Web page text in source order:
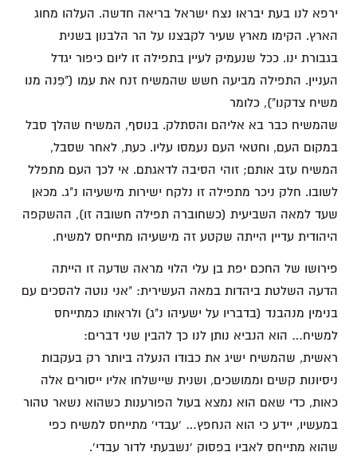
ירפא לנו בעת יבראו נצח ישראל בריאה חדשה. העלהו מחוג
הארץ. הקימו מארץ שעיר לקבצנו על הר הלבנון בשנית
בגבורת ינו. ככל שנעמיק לעיין בתפילה זו ליום כיפור יגדל
העניין. התפילה מביעה חשש שהמשיח זנח את עמו ("פִּנה מנו
משיח צדקנו"), כלומר
שהמשיח כבר בא אליהם והסתלק. בנוסף, המשיח שהלך סבל
במקום העם, וחטאי העם נעמסו עליו. כעת, לאחר שסבל,
המשיח עזב אותם; זוהי הסיבה לדאגתם. אי לכך העם מתפלל
לשובו. חלק ניכר מתפילה זו נלקח ישירות מישעיהו נ"ג. מכאן
שעד למאה השביעית (כשחוברה תפילה חשובה זו), ההשקפה
היהודית עדיין הייתה שקטע זה מישעיהו מתייחס למשיח.
פירושו של החכם יפת בן עלי הלוי מראה שדעה זו הייתה
הדעה השלטת ביהדות במאה העשירית: "אני נוטה להסכים עם
בנימין מנהבנד (בדבריו על ישעיהו נ"ג) ולראותו כמתייחס
למשיח… הוא הנביא נותן לנו כך להבין שני דברים:
ראשית, שהמשיח ישיג את כבודו הנעלה ביותר רק בעקבות
ניסיונות קשים וממושכים, ושנית שיישלחו אליו ייסורים אלה
כאות, כדי שאם הוא נמצא בעול הפורענות כשהוא נשאר טהור
במעשיו, יידע כי הוא הנחפץ… 'עבדי' מתייחס למשיח כפי
שהוא מתייחס לאביו בפסוק 'נשבעתי לדור עבדי'.